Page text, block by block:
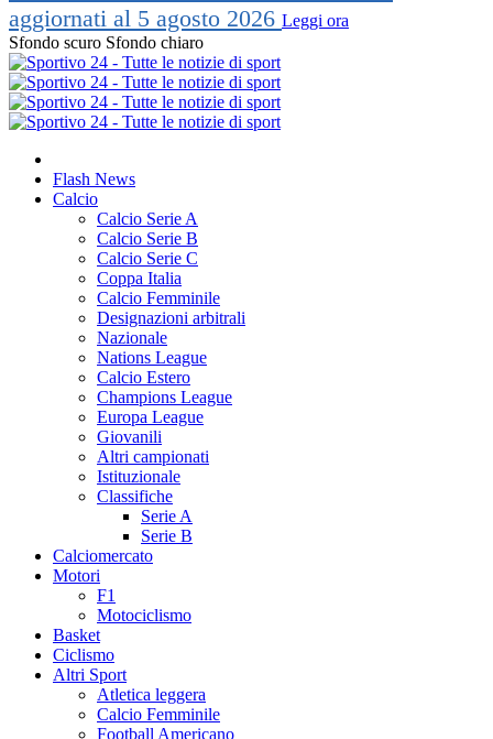
aggiornati al 5 agosto 2026 Leggi ora
Sfondo scuro Sfondo chiaro
Flash News
Calcio
Calcio Serie A
Calcio Serie B
Calcio Serie C
Coppa Italia
Calcio Femminile
Designazioni arbitrali
Nazionale
Nations League
Calcio Estero
Champions League
Europa League
Giovanili
Altri campionati
Istituzionale
Classifiche
Serie A
Serie B
Calciomercato
Motori
F1
Motociclismo
Basket
Ciclismo
Altri Sport
Atletica leggera
Calcio Femminile
Football Americano